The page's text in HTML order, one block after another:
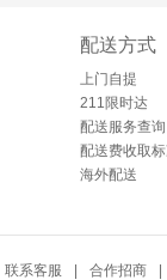
配送方式
上门自提
211限时达
配送服务查询
配送费收取
海外配送
联系客服 合作招商